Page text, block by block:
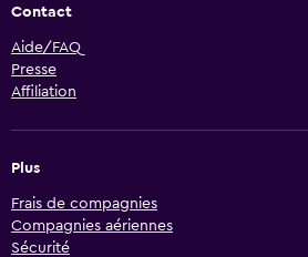
Contact
Aide/FAQ
Presse
Affiliation
Plus
Frais de compagnies
Compagnies aériennes
Sécurité